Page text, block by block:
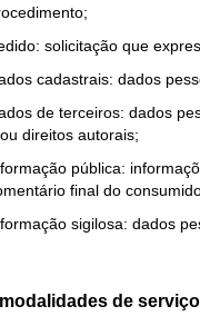
solicitação que
cadastrais: dados
de terceiros: dados
direitos autorais;
pública:
final do
sigilosa: dados
de serviço